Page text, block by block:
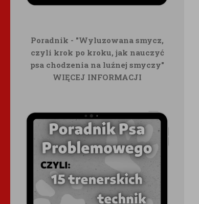
Poradnik - "Wyluzowana smycz,
czyli krok po kroku, jak nauczyć
psa chodzenia na luźnej smyczy"
WIĘCEJ INFORMACJI